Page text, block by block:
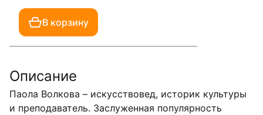
В корзину
Описание
Паола Волкова – искусствовед, историк культуры
и преподаватель. Заслуженная популярность